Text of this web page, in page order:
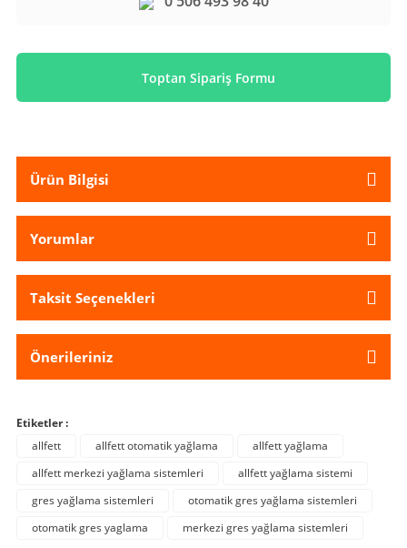
Toptan Sipariş Formu
Ürün Bilgisi
Yorumlar
Taksit Seçenekleri
Önerileriniz
Etiketler :
allfett
allfett otomatik yağlama
allfett yağlama
allfett merkezi yağlama sistemleri
allfett yağlama sistemi
gres yağlama sistemleri
otomatik gres yağlama sistemleri
otomatik gres yaglama
merkezi gres yağlama sistemleri